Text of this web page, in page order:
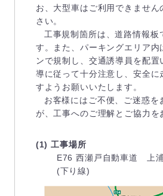
お、大型車はご利用できません
さい。
工事規制箇所は、道路情報板
す。また、パーキングエリア内
ンで規制し、交通誘導員を配置
導に従って十分注意し、安全に
すようお願いいたします。
お客様にはご不便、ご迷惑を
が、工事へのご理解とご協力を
(1) 工事場所
E76 西瀬戸自動車道 上
(下り線)